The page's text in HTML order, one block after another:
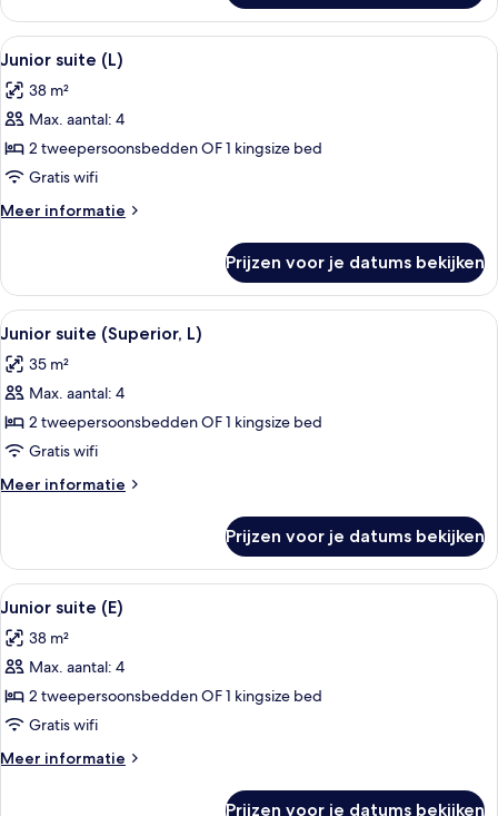
uitzicht
op
oceaan
Alle
foto's
voor
Junior
suite
(L)
laden
Een hotelkamer met een groot bed,
4
Junior suite (L)
38 m²
Max. aantal: 4
2 tweepersoonsbedden OF 1 kingsize bed
Gratis wifi
Meer informatie
Meer
suite
(L)
Prijzen voor je datums bekijken
Alle
foto's
voor
Junior
suite
(Superior,
L)
laden
Een hotelkamer met een groot bed,
4
Junior suite (Superior, L)
35 m²
Max. aantal: 4
2 tweepersoonsbedden OF 1 kingsize bed
Gratis wifi
Meer informatie
Meer
suite
(Superior,
L)
Prijzen voor je datums bekijken
Alle
foto's
voor
Junior
suite
(E)
laden
Een hotelkamer met een groot bed,
4
Junior suite (E)
38 m²
Max. aantal: 4
2 tweepersoonsbedden OF 1 kingsize bed
Gratis wifi
Meer informatie
Meer
Prijzen voor je datums bekijken